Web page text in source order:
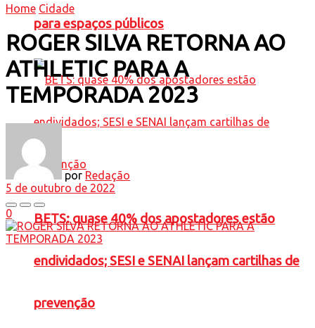
para espaços públicos
BETS: quase 40% dos apostadores estão
endividados; SESI e SENAI lançam cartilhas de
prevenção
Home Cidade
ROGER SILVA RETORNA AO
ATHLETIC PARA A
TEMPORADA 2023
por Redação
5 de outubro de 2022
0